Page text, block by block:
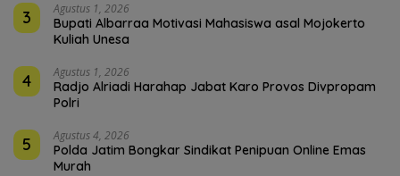
3 Agustus 1, 2026
Bupati Albarraa Motivasi Mahasiswa asal Mojokerto
Kuliah Unesa
4 Agustus 1, 2026
Radjo Alriadi Harahap Jabat Karo Provos Divpropam
Polri
5 Agustus 4, 2026
Polda Jatim Bongkar Sindikat Penipuan Online Emas
Murah